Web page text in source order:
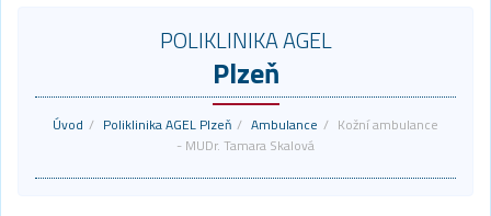
POLIKLINIKA AGEL
Plzeň
Úvod Poliklinika AGEL Plzeň Ambulance
Kožní ambulance
- MUDr. Tamara Skalová